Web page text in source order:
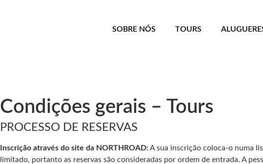
SOBRE NÓS TOURS
Condições gerais – Tours
PROCESSO DE RESERVAS
Inscrição através do site da NORTHROAD:A sua inscrição coloca-o numa
limitado, portanto as reservas são consideradas por ordem de entrada. A